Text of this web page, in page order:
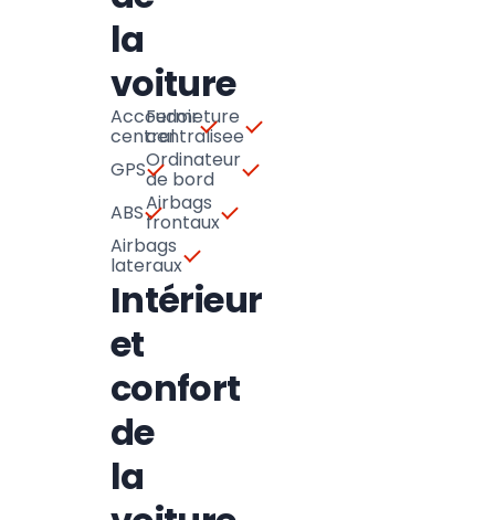
la
voiture
Accoudoir
central
Fermeture
centralisee
GPSOrdinateur
de bord
ABSAirbags
frontaux
Airbags
lateraux
Intérieur
et
confort
de
la